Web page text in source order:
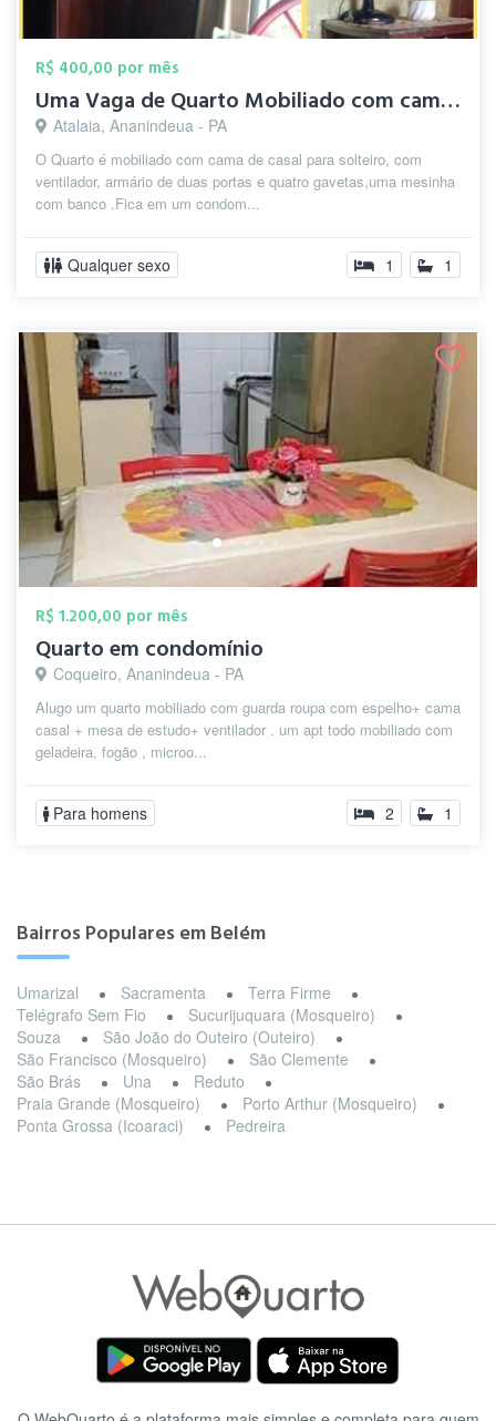
R$ 400,00 por mês
Uma Vaga de Quarto Mobiliado com cama de...
Atalaia, Ananindeua - PA
O Quarto é mobiliado com cama de casal para solteiro, com
ventilador, armário de duas portas e quatro gavetas,uma mesinha
com banco .Fica em um condom...
Qualquer sexo 1 1
R$ 1.200,00 por mês
Quarto em condomínio
Coqueiro, Ananindeua - PA
Alugo um quarto mobiliado com guarda roupa com espelho+ cama
casal + mesa de estudo+ ventilador . um apt todo mobiliado com
geladeira, fogão , microo...
Para homens 2 1
Bairros Populares em Belém
Umarizal Sacramenta
Terra Firme
Telégrafo Sem Fio
Sucurijuquara (Mosqueiro)
Souza
São João do Outeiro (Outeiro)
São Francisco (Mosqueiro)
São Clemente
São Brás
Una
Reduto
Praia Grande (Mosqueiro)
Porto Arthur (Mosqueiro)
Ponta Grossa (Icoaraci)
Pedreira